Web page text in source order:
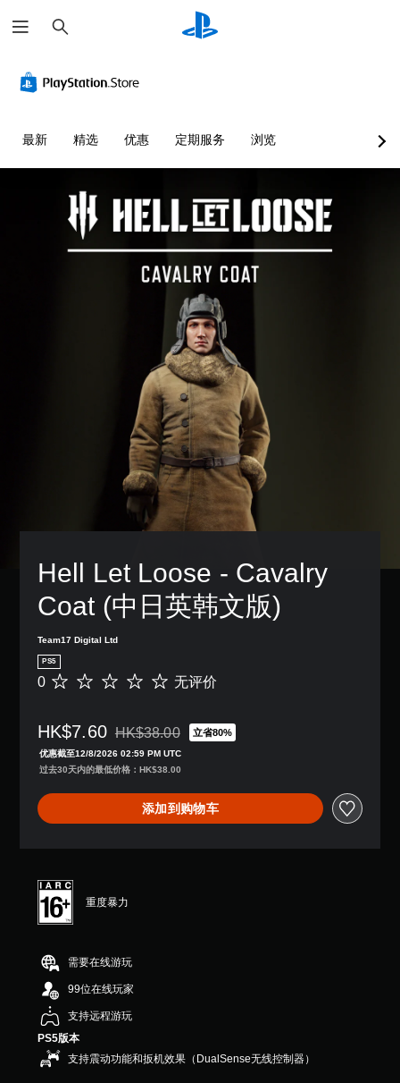
索
最新 精选 优惠 定期服务 浏览
Hell Let Loose - Cavalry
Coat (中日英韩文版)
Team17 Digital Ltd
PS5
无
0 无评价
HK$7.60 从原价HK$38.00折扣优惠
HK$38.00 立省80%
优惠截至12/8/2026 02:59 PM UTC
过去30天内的最低价格：HK$38.00
添加到购物车
重度暴力
需要在线游玩
99位在线玩家
支持远程游玩
PS5版本
支持震动功能和扳机效果（DualSense无线控制器）